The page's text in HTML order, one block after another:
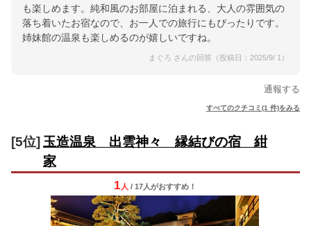
も楽しめます。純和風のお部屋に泊まれる、大人の雰囲気の
落ち着いたお宿なので、お一人での旅行にもぴったりです。
姉妹館の温泉も楽しめるのが嬉しいですね。
まぐろ さんの回答（投稿日：2025/9/ 1）
通報する
すべてのクチコミ(1 件)をみる
[5位] 玉造温泉 出雲神々 縁結びの宿 紺
家
1 人 / 17人がおすすめ！